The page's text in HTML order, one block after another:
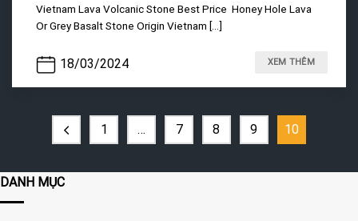
18/03/2024
Vietnam Lava Volcanic Stone Best Price Honey Hole Lava
Or Grey Basalt Stone Origin Vietnam [...]
XEM THÊM
1 … 7 8 9 10
DANH MỤC